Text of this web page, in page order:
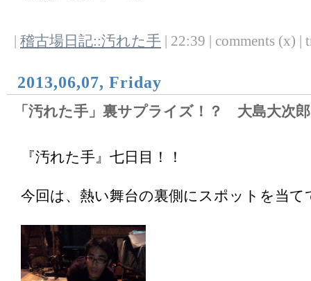
稽古場日記::汚れた手 | 22:39 | comments (x) |
2013,06,07, Friday
「汚れた手」裏サプライズ！？ 大島大次郎
『汚れた手』七日目！！
今回は、熱い舞台の裏側にスポットを当て